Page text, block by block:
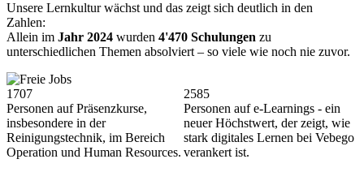
Unsere Lernkultur wächst und das zeigt sich deutlich in den
Zahlen:
Allein im Jahr 2024 wurden 4'470 Schulungen zu
unterschiedlichen Themen absolviert – so viele wie noch nie zuvor.
1763
Personen auf Präsenzkurse,
insbesondere in der
Reinigungstechnik, im Bereich
Operation und Human Resources.
2670
Personen auf e-Learnings - ein
neuer Höchstwert, der zeigt, wie
stark digitales Lernen bei Vebego
verankert ist.